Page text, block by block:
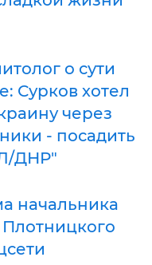
о сути
Сурков хотел
через
- посадить
ДНР"
начальника